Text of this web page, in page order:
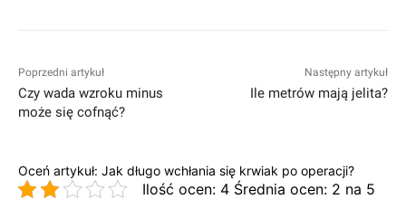
Poprzedni artykuł
Czy wada wzroku minus
może się cofnąć?
Następny artykuł
Ile metrów mają jelita?
Oceń artykuł: Jak długo wchłania się krwiak po operacji?
Ilość ocen: 4 Średnia ocen: 2 na 5